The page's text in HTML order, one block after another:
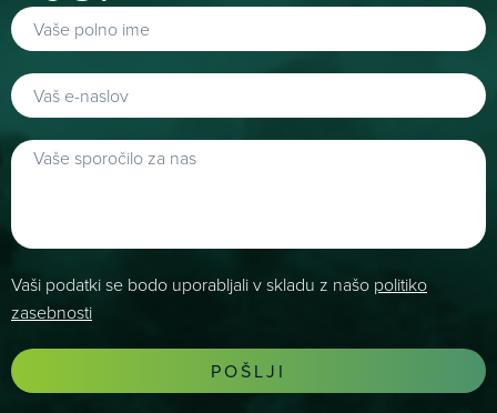
Vaši podatki se bodo uporabljali v skladu z našo politiko
zasebnosti
POŠLJI